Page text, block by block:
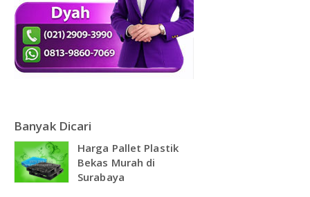
Banyak Dicari
Harga Pallet Plastik
Bekas Murah di
Surabaya